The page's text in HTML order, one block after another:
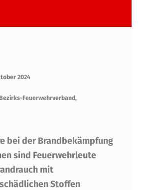
2024
Feuerwehrverband,
bei der Brandbekämpfung
sind Feuerwehrleute
mit
Stoffen